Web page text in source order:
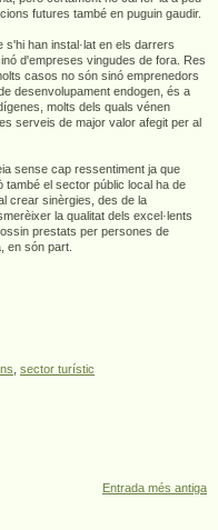
futures també en puguin gaudir.
han instal·lat en els darrers
d'empreses vingudes de fora. Res
casos no són sinó emprenedors
desenvolupament endogen, és a
molts dels quals vénen
serveis de major valor afegit per al
sense cap ressentiment ja que
el sector públic local ha de
crear sinèrgies, des de la
la qualitat dels excel·lents
prestats per persones de
en són part.
sector turístic
Entrada més antiga